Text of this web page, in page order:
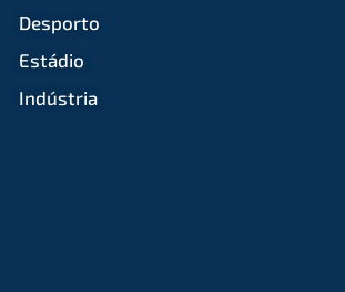
Desporto
Estádio
Indústria